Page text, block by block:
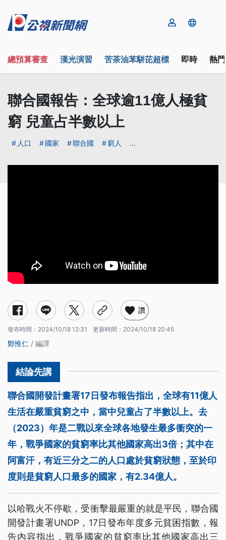
總預算審查 漢光演習 苦茶油苯駢芘超標 即時 熱
聯合國報告：全球逾11億人極貧
窮 兒童占半數以上
人口 國家 聯合國 窮人 ...
讚
發布時間： 2024/10/18 12:31 更新時間： 2024/10/18 20:45
鄭惟仁 / 編譯
聯合國開發計畫署17日發布報告指出，全球有11億人
生活在嚴重貧窮之中，當中兒童占了半數以上。去
（2023）年是二戰以來全球各地發生最多衝突的一
年，戰爭國家的貧窮率比其他國家高出3倍；其中在
阿富汗，有近三分之二的人口處於貧窮狀態，至於印
度則是貧窮人口最多的國家，有2.34億人。
以哈戰火不停歇，受衝擊最嚴重的就是平民，聯合國
開發計畫署UNDP，17日發布年度多元貧困指數，報
告內容指出，戰爭國家的貧窮率比其他國家高出三